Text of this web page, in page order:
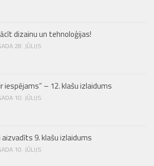
dizainu un tehnoloģijas!
28. JŪLIJS
iespējams” – 12. klašu izlaidums
10. JŪLIJS
aizvadīts 9. klašu izlaidums
10. JŪLIJS